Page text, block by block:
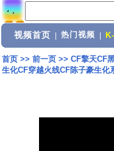
视频首页 热门视频
首页>> 前一页>> CF擎天CF
生化CF穿越火线CF陈子豪生化